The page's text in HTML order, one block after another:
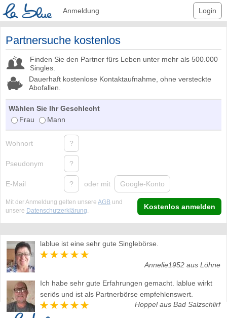
Anmeldung Login
Partnersuche kostenlos
Finden Sie den Partner fürs Leben unter mehr als 500.000
Singles.
Dauerhaft kostenlose Kontaktaufnahme, ohne versteckte
Abofallen.
Wählen Sie Ihr Geschlecht
Frau
Mann
Wohnort ?
Pseudonym ?
E-Mail ? oder mit Google-Konto
Mit der Anmeldung gelten unsere AGB und
unsere Datenschutzerklärung. Kostenlos anmelden
lablue ist eine sehr gute Singlebörse.
Annelie1952 aus Löhne
Ich habe sehr gute Erfahrungen gemacht. lablue wirkt
seriös und ist als Partnerbörse empfehlenswert.
Hoppel aus Bad Salzschlirf